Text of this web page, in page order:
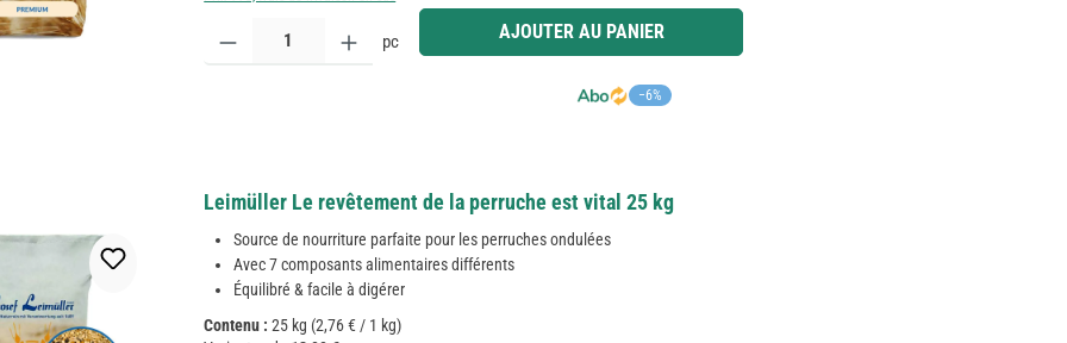
−6%
Quantité de produit : Entrez la quantité souhaitée ou utilisez les boutons pour augmenter ou diminuer la quantité.
pc AJOUTER AU PANIER
Leimüller Le revêtement de la perruche est vital 25 kg
Source de nourriture parfaite pour les perruches ondulées
Avec 7 composants alimentaires différents
Équilibré & facile à digérer
Contenu :25 kg (2,76 € / 1 kg)